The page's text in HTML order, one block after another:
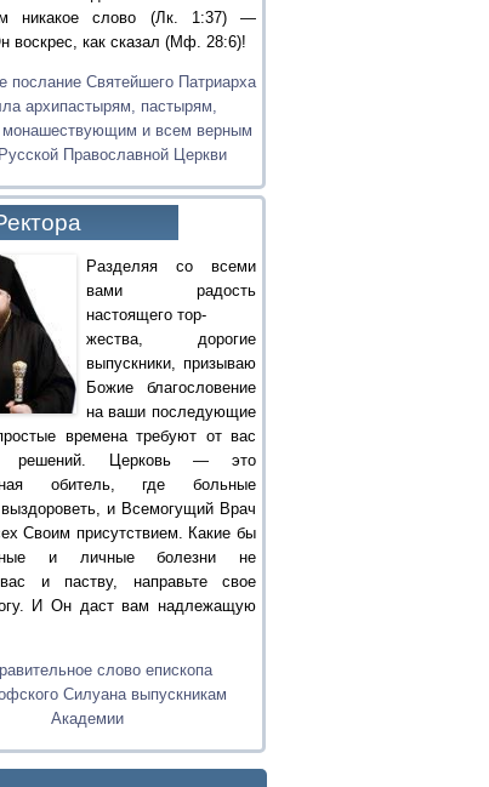
никакое слово (Лк. 1:37) —
воскрес, как сказал (Мф. 28:6)!
послание Святейшего Патриарха
архипастырям, пастырям,
монашествующим и всем верным
Православной Церкви
Разделяя со всеми
вами радость
настоящего тор-
жества, дорогие
выпускники, призываю
Божие благословение
на ваши последующие
времена требуют от вас
решений. Церковь — это
обитель, где больные
и Всемогущий Врач
Своим присутствием. Какие бы
и личные болезни не
и паству, направьте свое
И Он даст вам надлежащую
слово епископа
Силуана выпускникам
Академии